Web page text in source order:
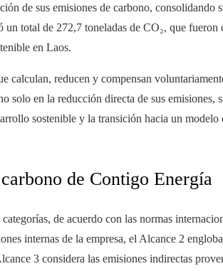
de sus emisiones de carbono, consolidando
total de 272,7 toneladas de CO₂, que fueron
en Laos.
calculan, reducen y compensan
solo en la reducción directa de sus emisiones,
sostenible y la transición hacia un modelo
de Contigo Energía
de acuerdo con las normas
internas de la empresa, el Alcance 2
3 considera las emisiones indirectas